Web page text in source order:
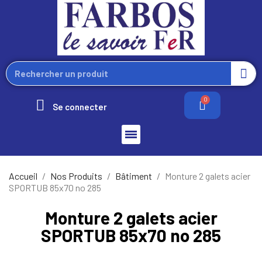
Se connecter
Accueil Nos Produits Bâtiment
Monture 2 galets acier
SPORTUB 85x70 no 285
Monture 2 galets acier
SPORTUB 85x70 no 285